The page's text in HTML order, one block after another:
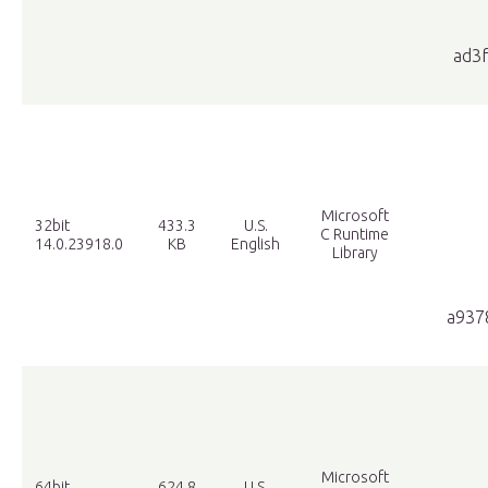
32bit
14.0.23918.0
433.3
KB
U.S.
English
Microsoft
C Runtime
Library
Microsoft